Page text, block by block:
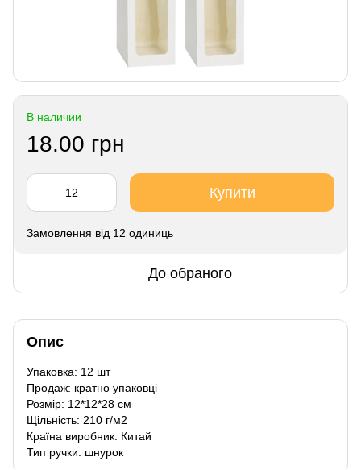
В наличии
18.00 грн
Купити
Замовлення від 12 одиниць
До обраного
Опис
Упаковка: 12 шт
Продаж: кратно упаковці
Розмір: 12*12*28 см
Щільність: 210 г/м2
Країна виробник: Китай
Тип ручки: шнурок